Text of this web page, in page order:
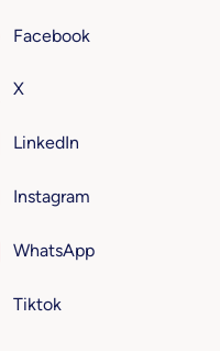
Facebook
X
LinkedIn
Instagram
WhatsApp
Tiktok